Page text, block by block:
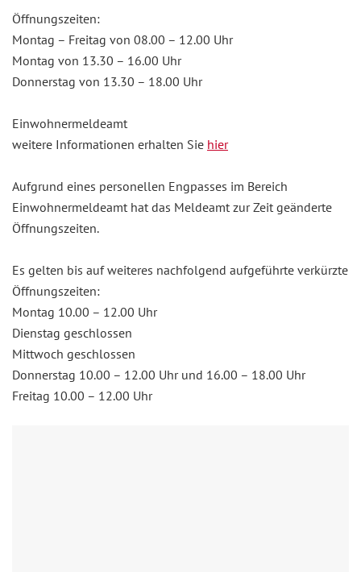
Öffnungszeiten:
Montag – Freitag von 08.00 – 12.00 Uhr
Montag von 13.30 – 16.00 Uhr
Donnerstag von 13.30 – 18.00 Uhr
Einwohnermeldeamt
weitere Informationen erhalten Sie hier
Aufgrund eines personellen Engpasses im Bereich
Einwohnermeldeamt hat das Meldeamt zur Zeit geänderte
Öffnungszeiten.
Es gelten bis auf weiteres nachfolgend aufgeführte verkürzte
Öffnungszeiten:
Montag 10.00 – 12.00 Uhr
Dienstag geschlossen
Mittwoch geschlossen
Donnerstag 10.00 – 12.00 Uhr und 16.00 – 18.00 Uhr
Freitag 10.00 – 12.00 Uhr